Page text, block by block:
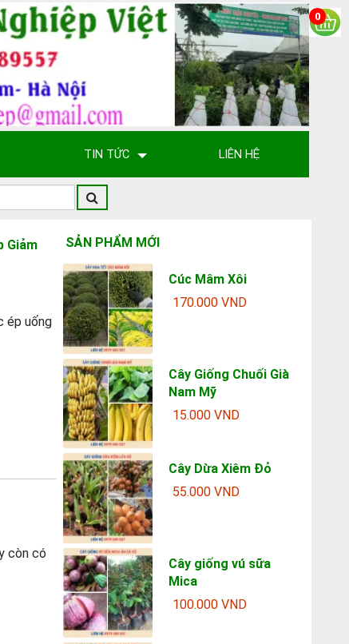
TIN TỨC LIÊN HỆ
0
Giảm
ép uống
còn có
SẢN PHẨM MỚI
Cúc Mâm Xôi
170.000 VND
Cây Giống Chuối Già
Nam Mỹ
15.000 VND
Cây Dừa Xiêm Đỏ
55.000 VND
Cây giống vú sữa
Mica
100.000 VND